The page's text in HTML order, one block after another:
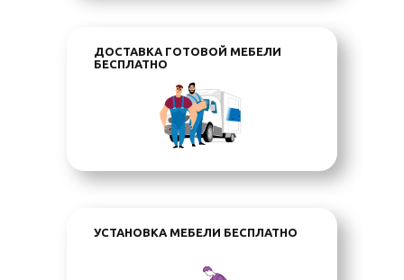
ДОСТАВКА ГОТОВОЙ МЕБЕЛИ
БЕСПЛАТНО
УСТАНОВКА МЕБЕЛИ БЕСПЛАТНО